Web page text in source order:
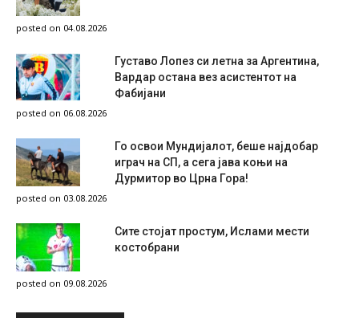
posted on 04.08.2026
Густаво Лопез си летна за Аргентина,
Вардар остана вез асистентот на
Фабијани
posted on 06.08.2026
Го освои Мундијалот, беше најдобар
играч на СП, а сега јава коњи на
Дурмитор во Црна Гора!
posted on 03.08.2026
Сите стојат простум, Ислами мести
костобрани
posted on 09.08.2026